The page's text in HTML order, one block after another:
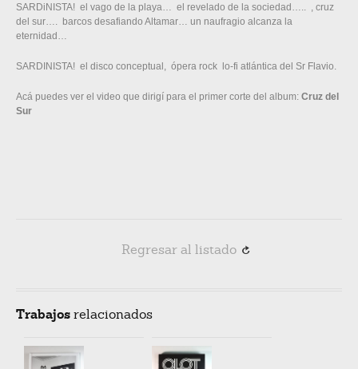
SARDiNISTA! el vago de la playa… el revelado de la sociedad….. , cruz
del sur…. barcos desafiando Altamar… un naufragio alcanza la
eternidad…
SARDINISTA! el disco conceptual, ópera rock lo-fi atlántica del Sr Flavio.
Acá puedes ver el video que dirigí para el primer corte del album: Cruz del
Sur
Regresar al listado R
Trabajosrelacionados